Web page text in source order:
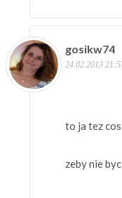
gosikw74
24.02.2013
to ja tez
zeby